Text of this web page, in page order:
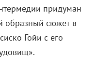
придуман
образный сюжет в
Гойи с его